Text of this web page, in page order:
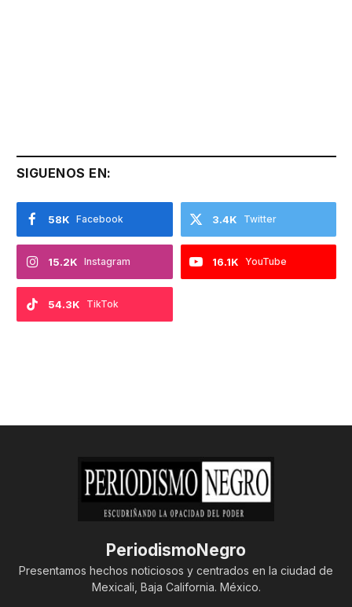
SIGUENOS EN:
Facebook
58K Twitter
3.4K
Instagram
15.2K YouTube
16.1K
TikTok
54.3K
PeriodismoNegro
Presentamos hechos noticiosos y centrados en la ciudad de
Mexicali, Baja California. México.